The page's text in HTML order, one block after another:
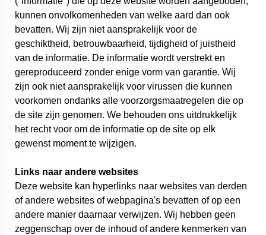
kunnen onvolkomenheden van welke aard dan ook
bevatten. Wij zijn niet aansprakelijk voor de
geschiktheid, betrouwbaarheid, tijdigheid of juistheid
van de informatie. De informatie wordt verstrekt en
gereproduceerd zonder enige vorm van garantie. Wij
zijn ook niet aansprakelijk voor virussen die kunnen
voorkomen ondanks alle voorzorgsmaatregelen die op
de site zijn genomen. We behouden ons uitdrukkelijk
het recht voor om de informatie op de site op elk
gewenst moment te wijzigen.
Links naar andere websites
Deze website kan hyperlinks naar websites van derden
of andere websites of webpagina's bevatten of op een
andere manier daarnaar verwijzen. Wij hebben geen
zeggenschap over de inhoud of andere kenmerken van